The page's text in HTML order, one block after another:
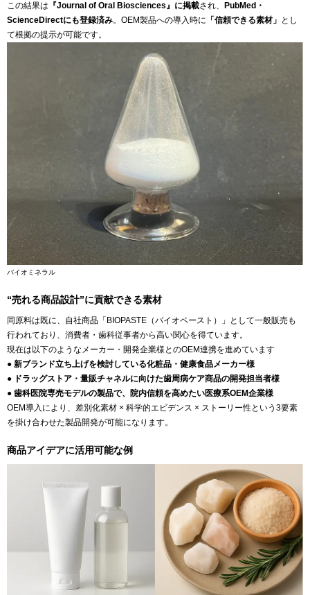
この結果は 『Journal of Oral Biosciences』に掲載され、
PubMed・
ScienceDirectにも登録済み。OEM製品への導入時に 「信頼できる素材」 とし
て根拠の提示が可能です。
バイオミネラル
“売れる商品設計”に貢献できる素材
同原料は既に、自社商品「BIOPASTE（バイオペースト）」として一般販売も
行われており、消費者・歯科従事者から高い関心を得ています。
現在は以下のようなメーカー・開発企業様とのOEM連携を進めています
● 新ブランド立ち上げを検討している化粧品・健康食品メーカー様
● ドラッグストア・量販チャネルに向けた歯周病ケア商品の開発担当者様
● 歯科医院専売モデルの製品で、院内信頼を高めたい医療系OEM企業様
OEM導入により、差別化素材 × 科学的エビデンス × ストーリー性という3要素
を掛け合わせた製品開発が可能になります。
商品アイデアに活用可能な例